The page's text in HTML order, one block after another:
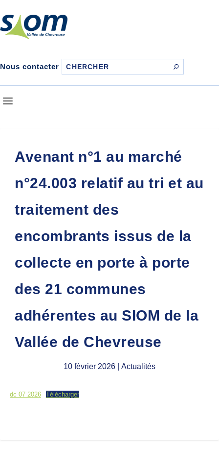
Nous contacter
Avenant n°1 au marché
n°24.003 relatif au tri et au
traitement des
encombrants issus de la
collecte en porte à porte
des 21 communes
adhérentes au SIOM de la
Vallée de Chevreuse
10 février 2026 | Actualités
dc 07 2026 Télécharger